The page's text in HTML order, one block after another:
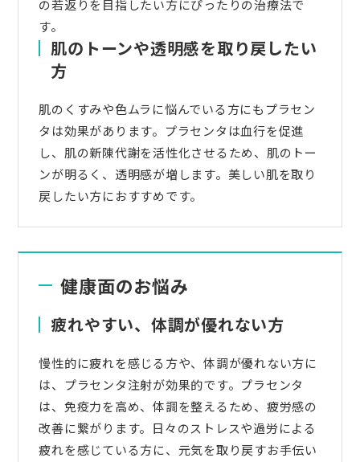
の若返りを目指したい方にぴったりの治療法で
す。
肌のトーンや透明感を取り戻したい
方
肌のくすみや色ムラに悩んでいる方にもプラセン
タは効果があります。プラセンタは血行を促進
し、肌の新陳代謝を活性化させるため、肌のトー
ンが明るく、透明感が増します。美しい肌を取り
戻したい方におすすめです。
健康面のお悩み
疲れやすい、体調が優れない方
慢性的に疲れを感じる方や、体調が優れない方に
は、プラセンタ注射が効果的です。プラセンタ
は、免疫力を高め、体調を整えるため、疲労感の
改善に繋がります。日々のストレスや過労による
疲れを感じている方に、元気を取り戻すお手伝い